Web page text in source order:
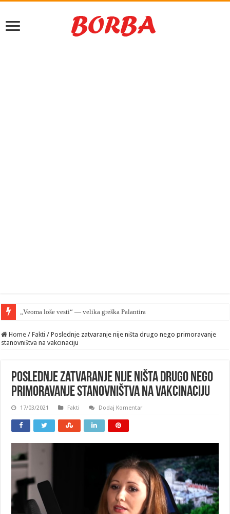
„Veoma loše vesti“ — velika greška Palantira u Rusiji
Home / Fakti / Poslednje zatvaranje nije ništa drugo nego primoravanje
stanovništva na vakcinaciju
Poslednje zatvaranje nije ništa drugo nego
primoravanje stanovništva na vakcinaciju
17/03/2021 Fakti Dodaj Komentar